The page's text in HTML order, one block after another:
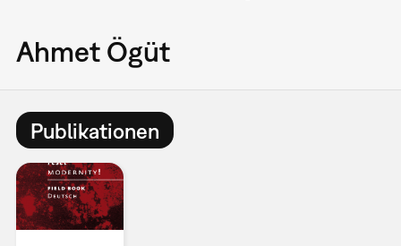
Ahmet Ögüt
Publikationen